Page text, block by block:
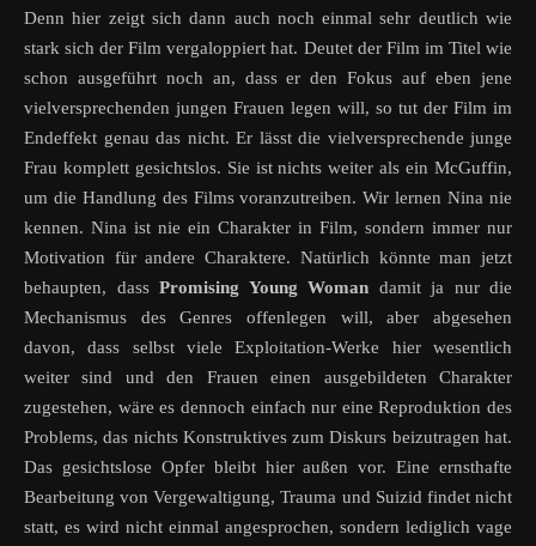
Denn hier zeigt sich dann auch noch einmal sehr deutlich wie
stark sich der Film vergaloppiert hat. Deutet der Film im Titel wie
schon ausgeführt noch an, dass er den Fokus auf eben jene
vielversprechenden jungen Frauen legen will, so tut der Film im
Endeffekt genau das nicht. Er lässt die vielversprechende junge
Frau komplett gesichtslos. Sie ist nichts weiter als ein McGuffin,
um die Handlung des Films voranzutreiben. Wir lernen Nina nie
kennen. Nina ist nie ein Charakter in Film, sondern immer nur
Motivation für andere Charaktere. Natürlich könnte man jetzt
behaupten, dass Promising Young Woman damit ja nur die
Mechanismus des Genres offenlegen will, aber abgesehen
davon, dass selbst viele Exploitation-Werke hier wesentlich
weiter sind und den Frauen einen ausgebildeten Charakter
zugestehen, wäre es dennoch einfach nur eine Reproduktion des
Problems, das nichts Konstruktives zum Diskurs beizutragen hat.
Das gesichtslose Opfer bleibt hier außen vor. Eine ernsthafte
Bearbeitung von Vergewaltigung, Trauma und Suizid findet nicht
statt, es wird nicht einmal angesprochen, sondern lediglich vage